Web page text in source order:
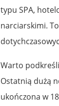
typu SPA,
narciarskimi.
Warto
Ostatnią dużą
ukończona w